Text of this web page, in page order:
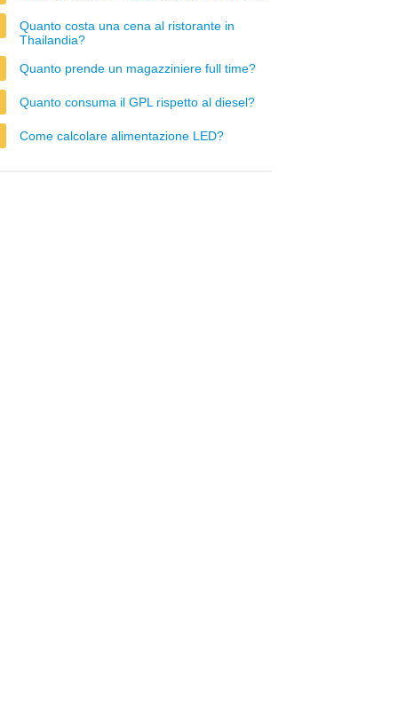
Quanto costa una cena al ristorante in
Thailandia?
Quanto prende un magazziniere full time?
Quanto consuma il GPL rispetto al diesel?
Come calcolare alimentazione LED?